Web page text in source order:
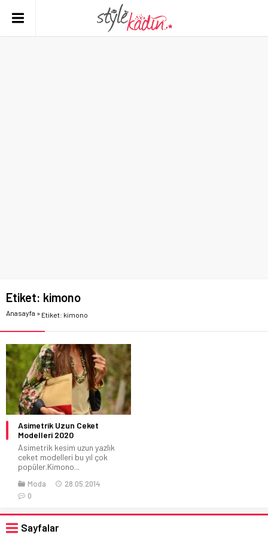
Etiket: kimono
Anasayfa » Etiket: kimono
Asimetrik Uzun Ceket
Modelleri 2020
Asimetrik kesim uzun yazlık
ceket modelleri bu yıl çok
popüler.Kimono...
Moda
28.05.2014
0
Sayfalar